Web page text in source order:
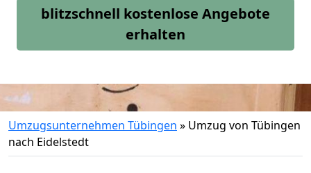
blitzschnell kostenlose Angebote
erhalten
Umzugsunternehmen Tübingen » Umzug von Tübingen
nach Eidelstedt